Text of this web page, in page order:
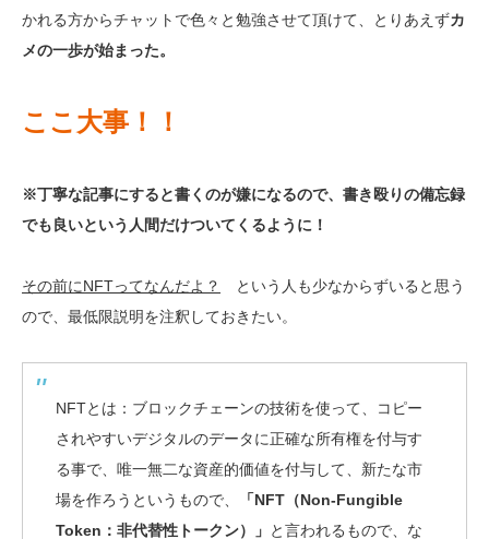
かれる方からチャットで色々と勉強させて頂けて、とりあえずカ
メの一歩が始まった。
ここ大事！！
※丁寧な記事にすると書くのが嫌になるので、書き殴りの備忘録
でも良いという人間だけついてくるように！
その前にNFTってなんだよ？
という人も少なからずいると思う
ので、最低限説明を注釈しておきたい。
NFTとは：ブロックチェーンの技術を使って、コピー
されやすいデジタルのデータに正確な所有権を付与す
る事で、唯一無二な資産的価値を付与して、新たな市
場を作ろうというもので、
「NFT（Non-Fungible
Token：非代替性トークン）」 と言われるもので、な